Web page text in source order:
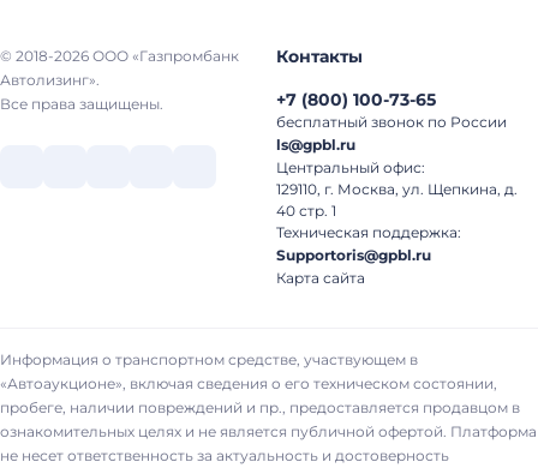
© 2018-2026 ООО «Газпромбанк
Автолизинг».
Все права защищены.
Контакты
+7 (800) 100-73-65
бесплатный звонок по России
ls@gpbl.ru
Центральный офис:
129110, г. Москва, ул. Щепкина, д.
40 стр. 1
Техническая поддержка:
Supportoris@gpbl.ru
Карта сайта
Информация о транспортном средстве, участвующем в
«Автоаукционе», включая сведения о его техническом состоянии,
пробеге, наличии повреждений и пр., предоставляется продавцом в
ознакомительных целях и не является публичной офертой. Платформа
не несет ответственность за актуальность и достоверность